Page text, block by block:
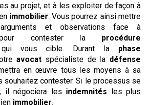
au projet, et à les exploiter de façon à
immobilier. Vous pourrez ainsi mettre
et observations face à
contester la procédure
vous cible. Durant la phase
avocat spécialiste de la défense
en œuvre tous les moyens à sa
souhaitez contester. Si le processus se
il négociera les indemnités les plus
immobilier.